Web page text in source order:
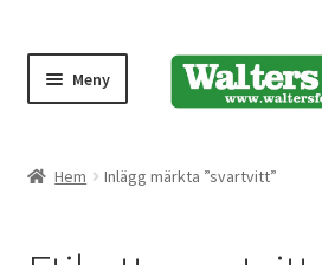
Meny
Hem Inlägg märkta ”svartvitt”